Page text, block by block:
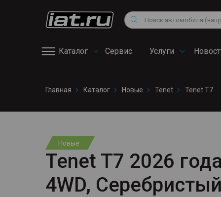
Поиск
Каталог Сервис
сервис
Услуги
Снегоходы
Квадроциклы
Главная Каталог Новые Tenet Tenet T7
Новые
Tenet T7 2026
4WD, Серебристый